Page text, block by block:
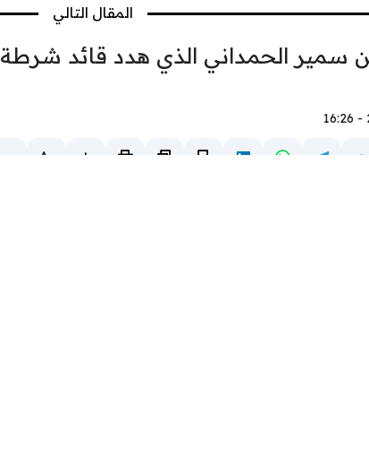
المقال التالي
سمير الحمداني الذي هدد قائد شرطة